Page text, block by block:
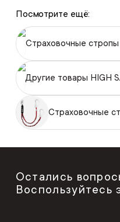
Посмотрите ещё:
Страховочные стропы
Другие товары HIGH
Страховочные
Остались
Воспользуйтесь